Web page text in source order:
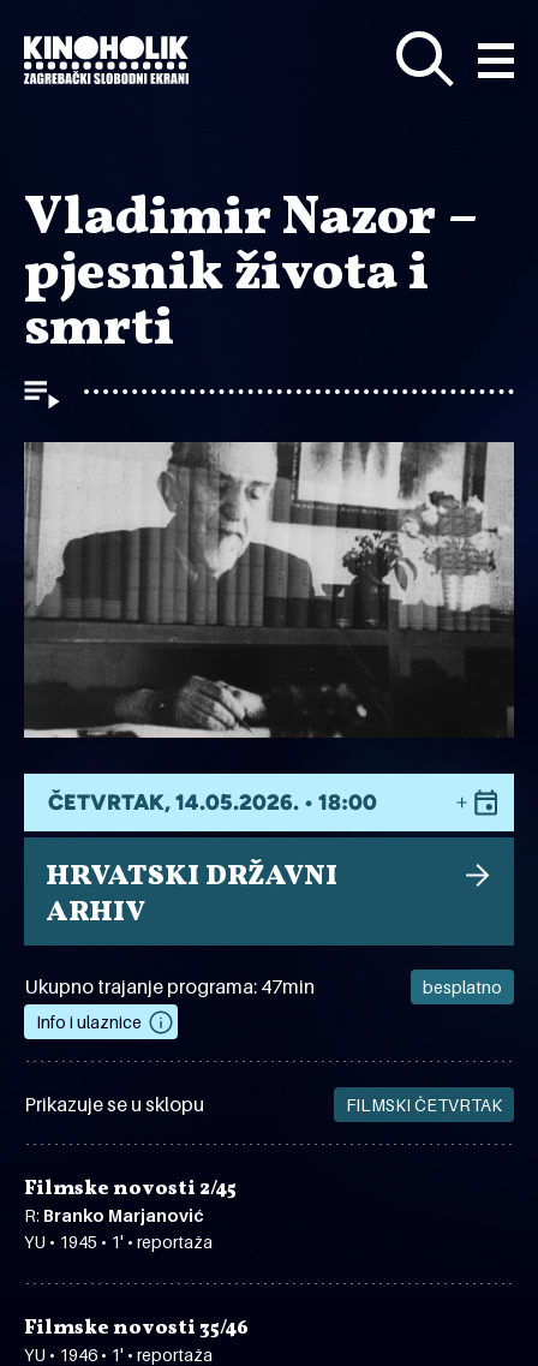
glavni
sadržaj
Vladimir Nazor –
pjesnik života i
smrti
ČETVRTAK, 14.05.2026. • 18:00
HRVATSKI DRŽAVNI
ARHIV
Ukupno trajanje programa: 47min
besplatno
Info i ulaznice
Prikazuje se u sklopu FILMSKI ČETVRTAK
Filmske novosti 2/45
R: Branko Marjanović
YU • 1945 • 1' • reportaža
Filmske novosti 35/46
YU • 1946 • 1' • reportaža